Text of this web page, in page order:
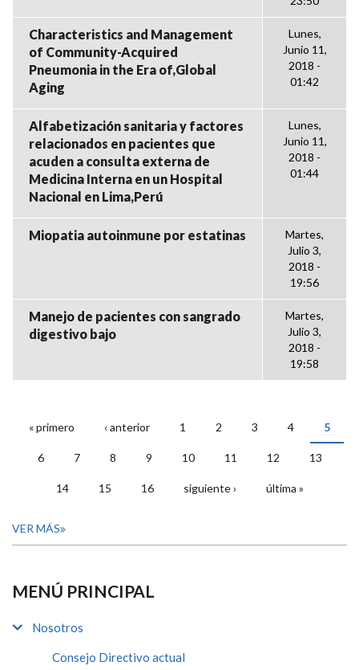
Characteristics and Management
of Community-Acquired
Pneumonia in the Era of,Global
Aging
Lunes,
Junio 11,
2018 -
01:42
Alfabetización sanitaria y factores
relacionados en pacientes que
acuden a consulta externa de
Medicina Interna en un Hospital
Nacional en Lima,Perú
Lunes,
Junio 11,
2018 -
01:44
Miopatia autoinmune por estatinas
Martes,
Julio 3,
2018 -
19:56
Manejo de pacientes con sangrado
digestivo bajo
Martes,
Julio 3,
2018 -
19:58
PÁGINAS
« primero ‹ anterior 1 2 3 4 5
6 7 8 9 10 11 12 13
14 15 16 siguiente › última »
VER MÁS
MENÚ PRINCIPAL
Nosotros
Consejo Directivo actual